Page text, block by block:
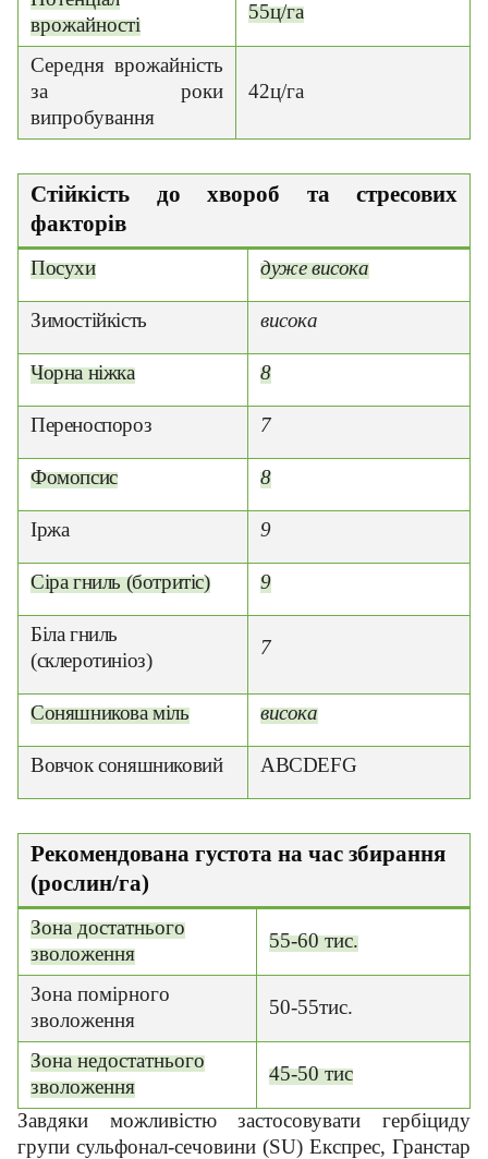
врожайності
55ц/га
Середня врожайність
за роки
випробування
42ц/га
Стійкість до хвороб та стресових
факторів
Посухи дуже висока
Зимостійкість висока
Чорна ніжка 8
Переноспороз 7
Фомопсис 8
Іржа 9
Сіра гниль (ботритіс) 9
Біла гниль
(склеротиніоз)
7
Соняшникова міль висока
Вовчок соняшниковий ABCDEFG
Рекомендована густота на час збирання
(рослин/га)
Зона достатнього
зволоження
55-60 тис.
Зона помірного
зволоження
50-55тис.
Зона недостатнього
зволоження
45-50 тис
Завдяки можливістю застосовувати гербіциду
групи сульфонал-сечовини (SU) Експрес, Гранстар